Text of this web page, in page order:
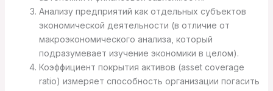
Анализу предприятий как отдельных субъектов
экономической деятельности (в отличие от
макроэкономического анализа, который
подразумевает изучение экономики в целом).
Коэффициент покрытия активов (asset coverage
ratio) измеряет способность организации погасить